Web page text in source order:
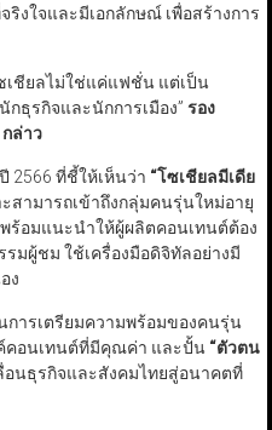
ริงใจและมีเอกลักษณ์ เพื่อสร้างการ
เชียลไม่ใช่แค่แฟชั่น แต่เป็น
ธุรกิจและนักการเมือง” รอง
ล่าว
2566 ที่ชี้ให้เห็นว่า “โซเชียลมีเดีย
ะสามารถเข้าถึงกลุ่มคนรุ่นใหม่อายุ
พร้อมแนะนำให้ผู้ผลิตคอนเทนต์ต้อง
รมผู้ชม ใช้เครื่องมือดิจิทัลอย่างมี
ง
การเตรียมความพร้อมของคนรุ่น
คอนเทนต์ที่มีคุณค่า และปั้น “ตัวตน
อนธุรกิจและสังคมไทยสู่อนาคตที่